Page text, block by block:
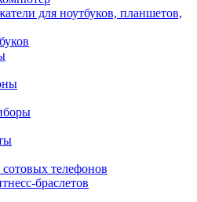
для ноутбуков, планшетов,
телефонов
браслетов